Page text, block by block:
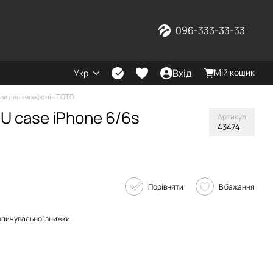
096-333-33-33
Укр Вхід Мій кошик
для телефонів TOTO
case iPhone 6/6s
Артикул
43474
Порівняти В бажання
знижки